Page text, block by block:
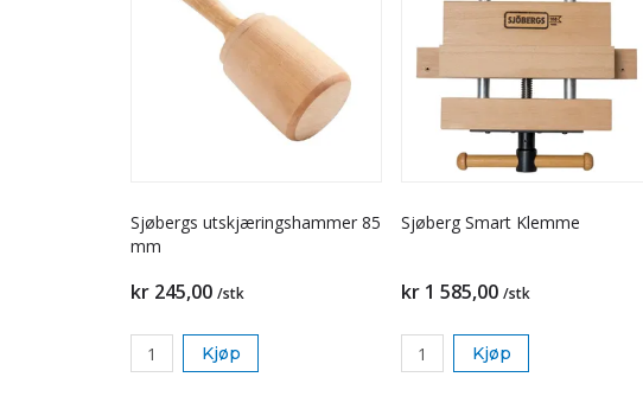
Sjøbergs utskjæringshammer 85
mm
kr 245,00 /stk
Kjøp
Sjøberg Smart Klemme
kr 1 585,00 /stk
Kjøp